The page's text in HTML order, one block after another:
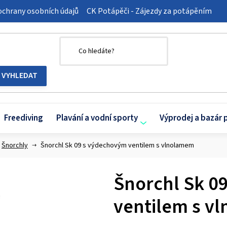
osobních údajů CK Potápěči - Zájezdy za potápěním
Freediving Plavání a vodní sporty Výprodej a bazár
Šnorchly Šnorchl Sk 09 s výdechovým ventilem s vlnolamem
Šnorchl Sk
ventilem s